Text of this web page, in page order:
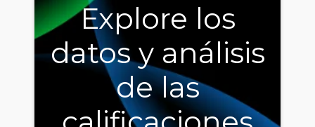
Explore los
datos y análisis
de las